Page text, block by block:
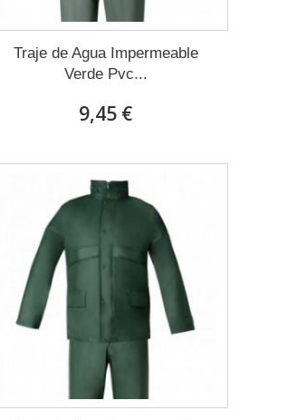
Traje de Agua Impermeable
Verde Pvc...
9,45 €